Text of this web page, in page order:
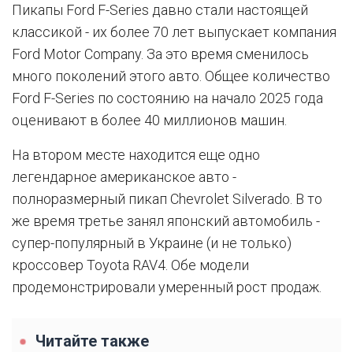
Пикапы Ford F-Series давно стали настоящей
классикой - их более 70 лет выпускает компания
Ford Motor Company. За это время сменилось
много поколений этого авто. Общее количество
Ford F-Series по состоянию на начало 2025 года
оценивают в более 40 миллионов машин.
На втором месте находится еще одно
легендарное американское авто -
полноразмерный пикап Chevrolet Silverado. В то
же время третье занял японский автомобиль -
супер-популярный в Украине (и не только)
кроссовер Toyota RAV4. Обе модели
продемонстрировали умеренный рост продаж.
Читайте также